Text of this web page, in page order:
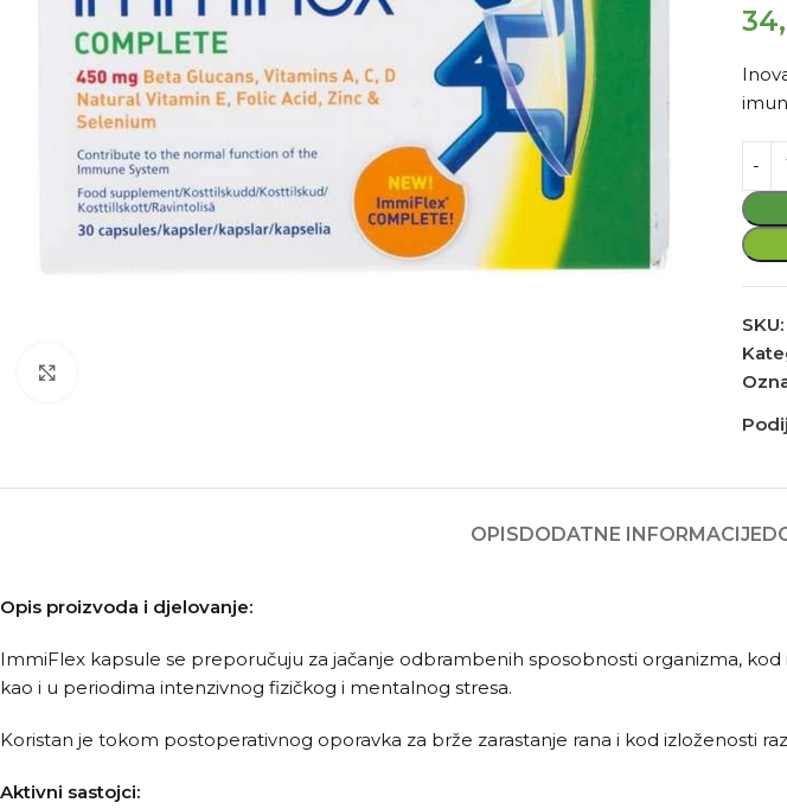
SKU:
OPISDODATNE INFORMACIJE
Opis proizvoda i djelovanje:
ImmiFlex kapsule se preporučuju za jačanje odbrambenih sposobnosti organizma,
kao i u periodima intenzivnog fizičkog i mentalnog stresa.
Koristan je tokom postoperativnog oporavka za brže zarastanje rana i kod izloženosti
Aktivni sastojci: